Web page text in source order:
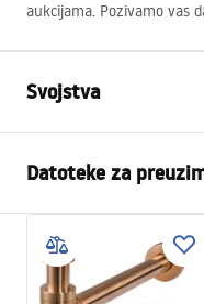
aukcijama. Pozivamo vas
Svojstva
Materijal
Boja
Završetak
Duljina
Datoteke za
Montažne upute
Basin.pdf